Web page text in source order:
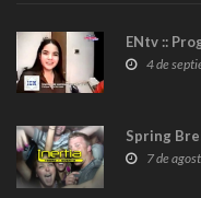
ENtv ::
4 de
Spring
7 de